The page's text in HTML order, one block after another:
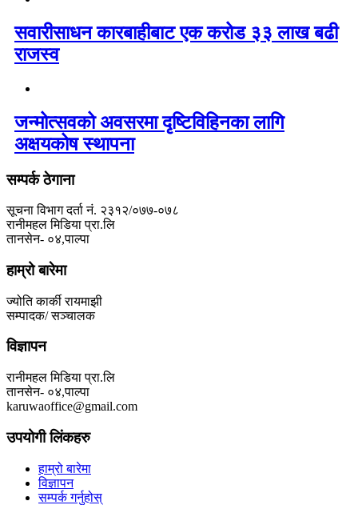
सवारीसाधन कारबाहीबाट एक करोड ३३ लाख बढी
राजस्व
जन्मोत्सवको अवसरमा दृष्टिविहिनका लागि
अक्षयकोष स्थापना
सम्पर्क ठेगाना
सूचना विभाग दर्ता नं. २३१२/०७७-०७८
रानीमहल मिडिया प्रा.लि
तानसेन- ०४,पाल्पा
हाम्रो बारेमा
ज्योति कार्की रायमाझी
सम्पादक/ सञ्चालक
विज्ञापन
रानीमहल मिडिया प्रा.लि
तानसेन- ०४,पाल्पा
karuwaoffice@gmail.com
उपयोगी लिंकहरु
हाम्रो बारेमा
विज्ञापन
सम्पर्क गर्नुहोस्